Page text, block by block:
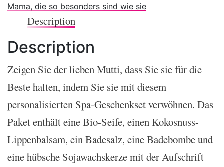
Mama, die so besonders sind wie sie
Description
Description
Zeigen Sie der lieben Mutti, dass Sie sie für die
Beste halten, indem Sie sie mit diesem
personalisierten Spa-Geschenkset verwöhnen. Das
Paket enthält eine Bio-Seife, einen Kokosnuss-
Lippenbalsam, ein Badesalz, eine Badebombe und
eine hübsche Sojawachskerze mit der Aufschrift